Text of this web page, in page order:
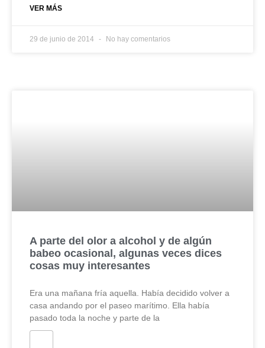
VER MÁS
29 de junio de 2014 No hay comentarios
A parte del olor a alcohol y de algún
babeo ocasional, algunas veces dices
cosas muy interesantes
Era una mañana fría aquella. Había decidido volver a
casa andando por el paseo marítimo. Ella había
pasado toda la noche y parte de la